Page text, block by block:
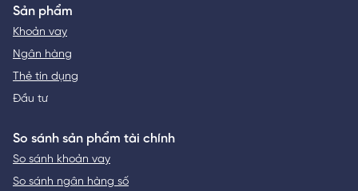
Sản phẩm
Khoản vay
Ngân hàng
Thẻ tín dụng
Đầu tư
So sánh sản phẩm tài chính
So sánh khoản vay
So sánh ngân hàng số